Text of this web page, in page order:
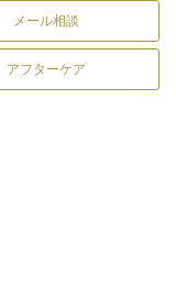
メール相談
アフターケア